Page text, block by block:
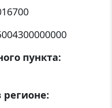
пункта: